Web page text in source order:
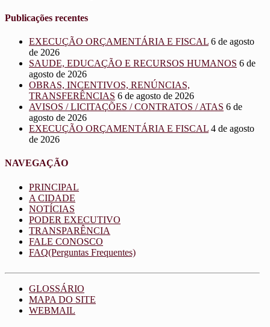
Publicações recentes
EXECUÇÃO ORÇAMENTÁRIA E FISCAL 6 de agosto
de 2026
SAUDE, EDUCAÇÃO E RECURSOS HUMANOS 6 de
agosto de 2026
OBRAS, INCENTIVOS, RENÚNCIAS,
TRANSFERÊNCIAS 6 de agosto de 2026
AVISOS / LICITAÇÕES / CONTRATOS / ATAS 6 de
agosto de 2026
EXECUÇÃO ORÇAMENTÁRIA E FISCAL 4 de agosto
de 2026
NAVEGAÇÃO
PRINCIPAL
A CIDADE
NOTÍCIAS
PODER EXECUTIVO
TRANSPARÊNCIA
FALE CONOSCO
FAQ(Perguntas Frequentes)
GLOSSÁRIO
MAPA DO SITE
WEBMAIL